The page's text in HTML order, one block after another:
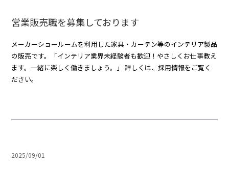
営業販売職を募集しております
メーカーショールームを利用した家具・カーテン等のインテリア製品
の販売です。「インテリア業界未経験者も歓迎！やさしくお仕事教え
ます。一緒に楽しく働きましょう。」 詳しくは、採用情報をご覧く
ださい。
2025/09/01